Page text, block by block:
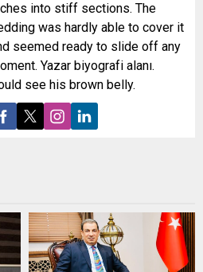
into stiff sections. The
was hardly able to cover it
seemed ready to slide off any
Yazar biyografi alanı.
see his brown belly.